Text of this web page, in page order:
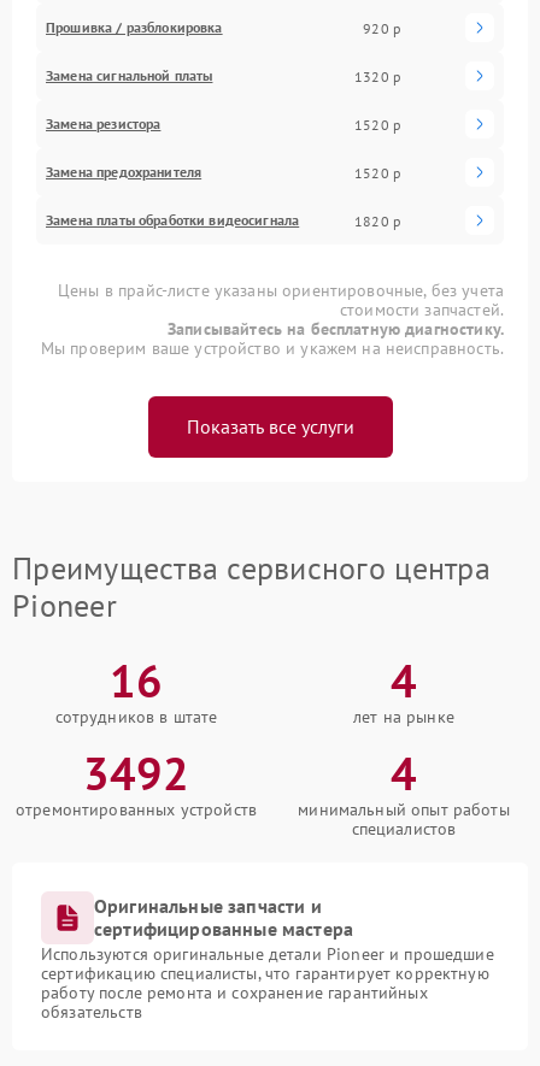
Прошивка / разблокировка 920 р
Замена сигнальной платы 1320 р
Замена резистора 1520 р
Замена предохранителя 1520 р
Замена платы обработки видеосигнала 1820 р
Цены в прайс-листе указаны ориентировочные, без учета
стоимости запчастей.
Записывайтесь на бесплатную диагностику.
Мы проверим ваше устройство и укажем на неисправность.
Показать все услуги
Преимущества сервисного центра
Pioneer
16
сотрудников в штате
4
лет на рынке
3492
отремонтированных устройств
4
минимальный опыт работы
специалистов
Оригинальные запчасти и
сертифицированные мастера
Используются оригинальные детали Pioneer и прошедшие
сертификацию специалисты, что гарантирует корректную
работу после ремонта и сохранение гарантийных
обязательств